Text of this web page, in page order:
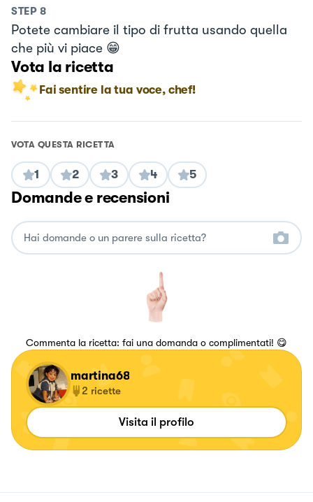
STEP 8
Potete cambiare il tipo di frutta usando quella
che più vi piace 😁
Vota la ricetta
Fai sentire la tua voce, chef!
VOTA QUESTA RICETTA
1 2 3 4 5
Domande e recensioni
Commenta la ricetta: fai una domanda o complimentati! 😋
martina68
2 ricette
Visita il profilo